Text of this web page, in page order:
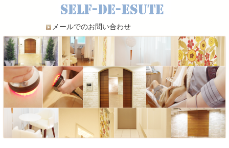
メールでのお問い合わせ